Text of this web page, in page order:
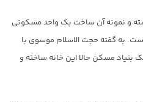
و نمونه آن ساخت یک واحد مسکونی
به گفته حجت الاسلام موسوی با
مسکن حالا این خانه ساخته و